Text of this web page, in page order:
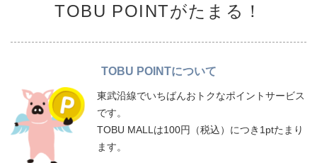
TOBU POINTがたまる！
TOBU POINTについて
東武沿線でいちばんおトクなポイントサービス
です。
TOBU MALLは100円（税込）につき1ptたまり
ます。